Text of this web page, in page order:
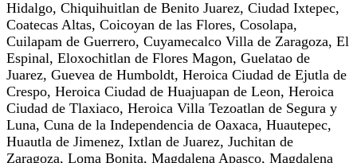
Hidalgo, Chiquihuitlan de Benito Juarez, Ciudad Ixtepec,
Coatecas Altas, Coicoyan de las Flores, Cosolapa,
Cuilapam de Guerrero, Cuyamecalco Villa de Zaragoza, El
Espinal, Eloxochitlan de Flores Magon, Guelatao de
Juarez, Guevea de Humboldt, Heroica Ciudad de Ejutla de
Crespo, Heroica Ciudad de Huajuapan de Leon, Heroica
Ciudad de Tlaxiaco, Heroica Villa Tezoatlan de Segura y
Luna, Cuna de la Independencia de Oaxaca, Huautepec,
Huautla de Jimenez, Ixtlan de Juarez, Juchitan de
Zaragoza, Loma Bonita, Magdalena Apasco, Magdalena